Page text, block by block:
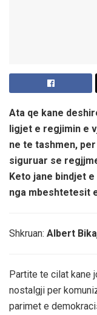
Ata qe kane
ligjet e regjimin e
ne te tashmen,
siguruar se
Keto jane bindjet
nga mbeshtetesit
Shkruan: Albert
Partite te cilat kane
nostalgji per
parimet e